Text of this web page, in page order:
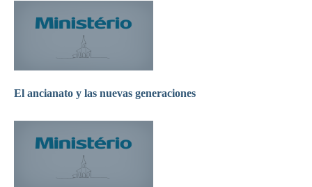
El ancianato y las nuevas generaciones